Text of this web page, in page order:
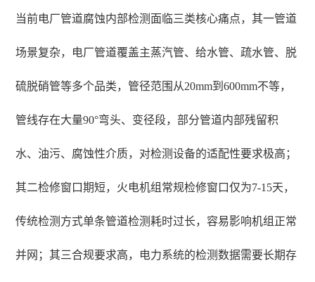
当前电厂管道腐蚀内部检测面临三类核心痛点，其一管道
场景复杂，电厂管道覆盖主蒸汽管、给水管、疏水管、脱
硫脱硝管等多个品类，管径范围从20mm到600mm不等，
管线存在大量90°弯头、变径段，部分管道内部残留积
水、油污、腐蚀性介质，对检测设备的适配性要求极高；
其二检修窗口期短，火电机组常规检修窗口仅为7-15天，
传统检测方式单条管道检测耗时过长，容易影响机组正常
并网；其三合规要求高，电力系统的检测数据需要长期存